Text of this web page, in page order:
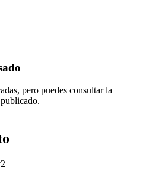
pero puedes consultar la